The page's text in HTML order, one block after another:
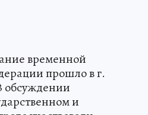
временной
прошло в г.
обсуждении
и